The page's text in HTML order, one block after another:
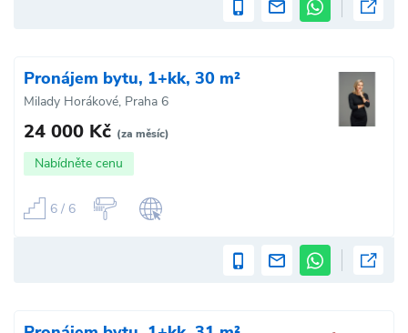
Pronájem bytu, 1+kk, 30 m²
Milady Horákové, Praha 6
24 000 Kč (za měsíc)
Nabídněte cenu
6 / 6